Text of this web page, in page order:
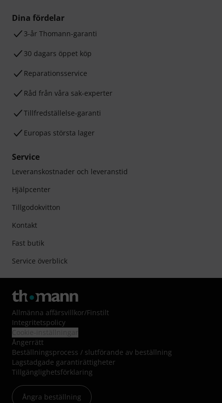
Dina fördelar
3-år Thomann-garanti
30 dagars öppet köp
Reparationsservice
Råd från våra sak-experter
Tillfredställelse-garanti
Europas största lager
Service
Leveranskostnader och leveranstid
Hjälpcenter
Tillgodokvitton
Kontakt
Fast butik
Service överblick
Allmänna affärsvillkor/Finstilt
Integritetspolicy
Ångerrätt
Beställningsprocess / slutförande av beställning
Lagstadgade garantirättigheter
Tillgänglighetsförklaring
Ångra beställning